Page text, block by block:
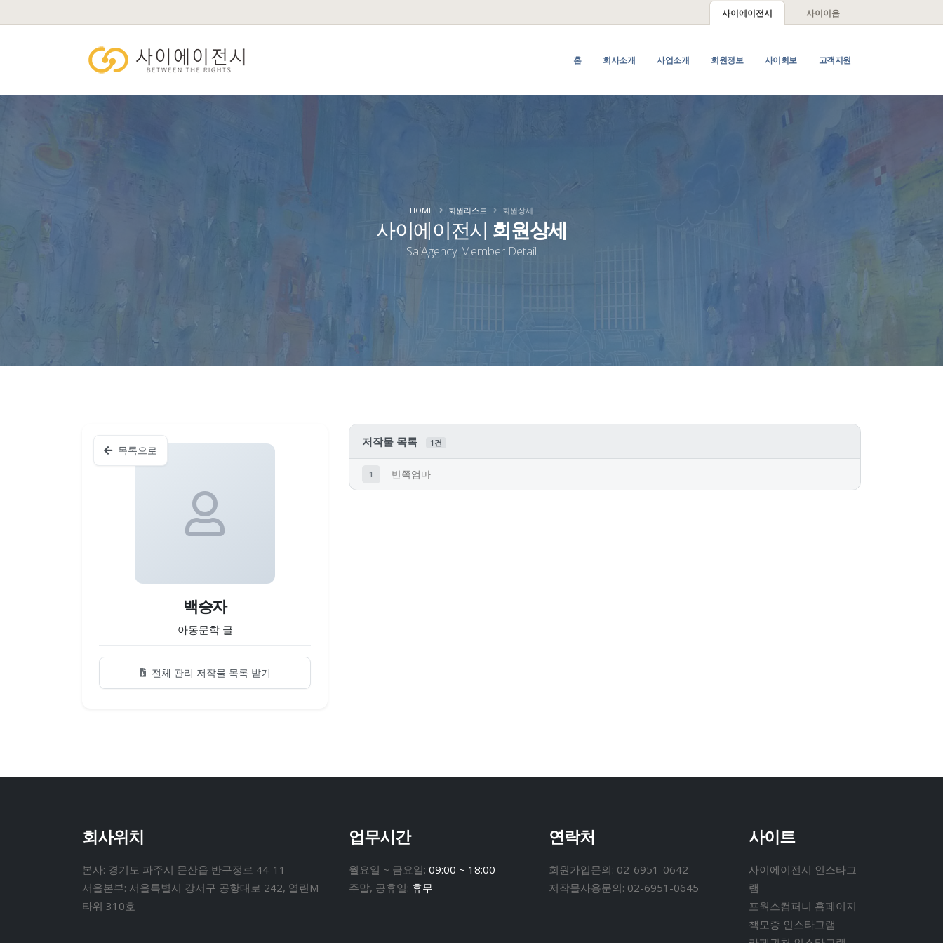
사이에이전시 사이이음
홈 회사소개 사업소개 회원정보 사이회보 고객지원
사이에이전시 회원상세
SaiAgency Member Detail
HOME 회원리스트 회원상세
목록으로
백승자
아동문학 글
전체 관리 저작물 목록 받기
저작물 목록 1건
1 반쪽엄마
회사위치
본사: 경기도 파주시 문산읍 반구정로 44-11
서울본부: 서울특별시 강서구 공항대로 242, 열린M
타워 310호
업무시간
월요일 ~ 금요일: 09:00 ~ 18:00
주말, 공휴일: 휴무
연락처
회원가입문의: 02-6951-0642
저작물사용문의: 02-6951-0645
사이트
사이에이전시 인스타그
램
포웍스컴퍼니 홈페이지
책모종 인스타그램